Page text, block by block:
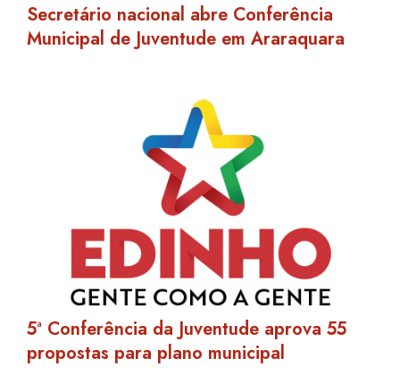
Secretário nacional abre Conferência
Municipal de Juventude em Araraquara
5ª Conferência da Juventude aprova 55
propostas para plano municipal